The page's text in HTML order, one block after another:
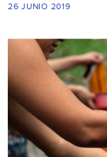
26 JUNIO 2019